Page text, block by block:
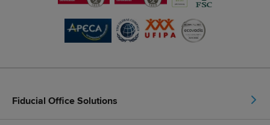
Fiducial Office Solutions